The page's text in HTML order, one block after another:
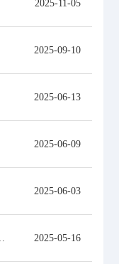
2025-11-05
2025-09-10
2025-06-13
2025-06-09
2025-06-03
2025-05-16